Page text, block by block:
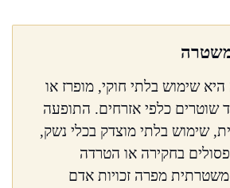
שימוש בלתי חוקי, מופרז או
שוטרים כלפי אזרחים. התופעה
שימוש בלתי מוצדק בכלי נשק,
בחקירה או הטרדה
משטרתית מפרה זכויות אדם